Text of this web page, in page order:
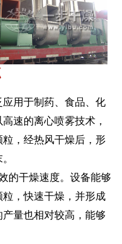
用于制药、食品、化
高速的离心喷雾技术，
，经热风干燥后，形
的干燥速度。设备能够
，快速干燥，并形成
量也相对较高，能够